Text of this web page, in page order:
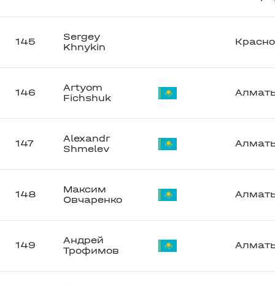
145
Sergey
Khnykin
146
Artyom
Fichshuk
147
Alexandr
Shmelev
148
Максим
Овчаренко
149
Андрей
Трофимов